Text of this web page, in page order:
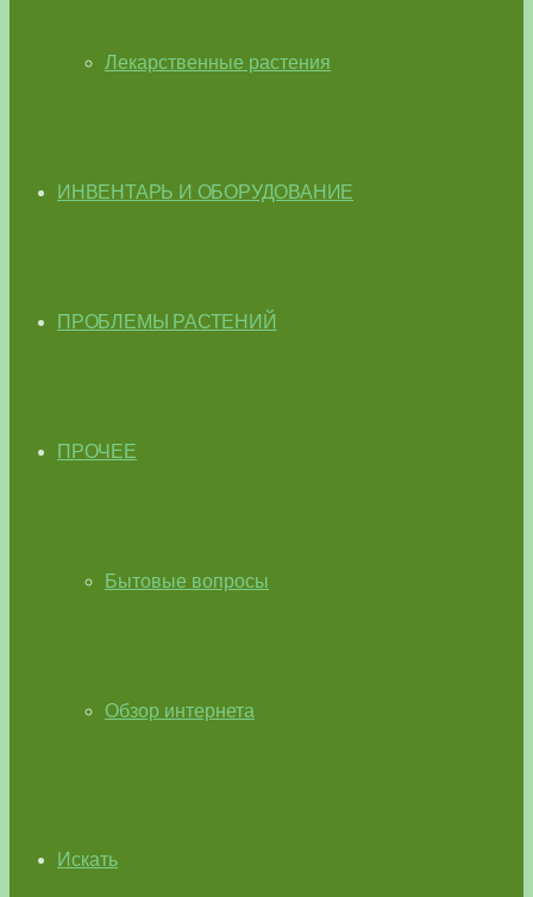
Лекарственные растения
ИНВЕНТАРЬ И ОБОРУДОВАНИЕ
ПРОБЛЕМЫ РАСТЕНИЙ
ПРОЧЕЕ
Бытовые вопросы
Обзор интернета
Искать